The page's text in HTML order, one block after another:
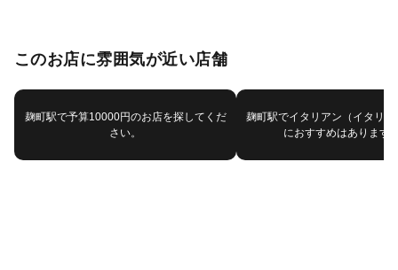
このお店に雰囲気が近い店舗
麹町駅で予算10000円のお店を探してくだ
さい。
麹町駅でイタリアン（イタリ
におすすめはあります